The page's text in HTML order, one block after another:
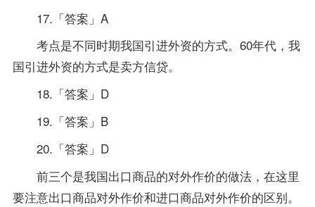
17.「答案」A
考点是不同时期我国引进外资的方式。60年代，我
国引进外资的方式是卖方信贷。
18.「答案」D
19.「答案」B
20.「答案」D
前三个是我国出口商品的对外作价的做法，在这里
要注意出口商品对外作价和进口商品对外作价的区别。